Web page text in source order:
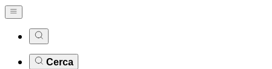
Cerca